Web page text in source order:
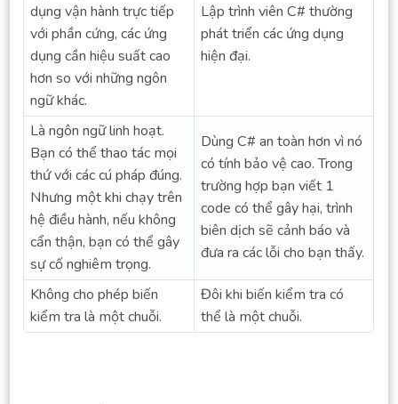
dụng vận hành trực tiếp
với phần cứng, các ứng
dụng cần hiệu suất cao
hơn so với những ngôn
ngữ khác.
Lập trình viên C# thường
phát triển các ứng dụng
hiện đại.
Là ngôn ngữ linh hoạt.
Bạn có thể thao tác mọi
thứ với các cú pháp đúng.
Nhưng một khi chạy trên
hệ điều hành, nếu không
cẩn thận, bạn có thể gây
sự cố nghiêm trọng.
Dùng C# an toàn hơn vì nó
có tính bảo vệ cao. Trong
trường hợp bạn viết 1
code có thể gây hại, trình
biên dịch sẽ cảnh báo và
đưa ra các lỗi cho bạn thấy.
Không cho phép biến
kiểm tra là một chuỗi.
Đôi khi biến kiểm tra có
thể là một chuỗi.